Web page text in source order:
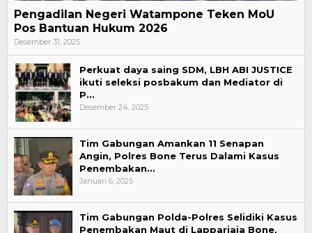
Pengadilan Negeri Watampone Teken MoU
Pos Bantuan Hukum 2026
Desember 31, 2025
Perkuat daya saing SDM, LBH ABI JUSTICE
ikuti seleksi posbakum dan Mediator di
P…
Desember 24, 2025
Tim Gabungan Amankan 11 Senapan
Angin, Polres Bone Terus Dalami Kasus
Penembakan…
Januari 6, 2025
Tim Gabungan Polda-Polres Selidiki Kasus
Penembakan Maut di Lappariaja Bone,